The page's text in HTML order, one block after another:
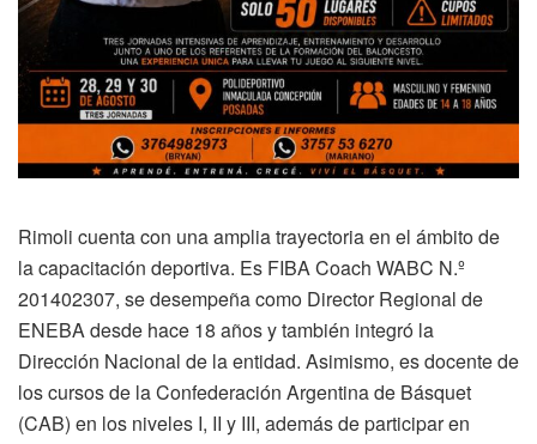
Rimoli cuenta con una amplia trayectoria en el ámbito de
la capacitación deportiva. Es FIBA Coach WABC N.º
201402307, se desempeña como Director Regional de
ENEBA desde hace 18 años y también integró la
Dirección Nacional de la entidad. Asimismo, es docente de
los cursos de la Confederación Argentina de Básquet
(CAB) en los niveles I, II y III, además de participar en